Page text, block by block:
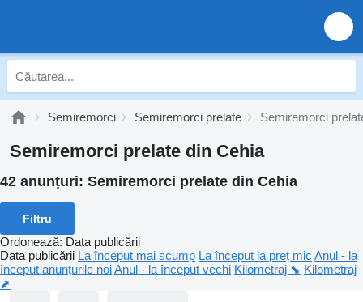
Semiremorci Semiremorci prelate Semiremorci
Semiremorci prelate din Cehia
42 anunțuri: Semiremorci prelate din Cehia
Filtru
Ordonează: Data publicării
Data publicării La început mai scump La început la preț mic Anul - la
început anunțurile noiAnul - la început vechi Kilometraj ⬊ Kilometraj
⬈